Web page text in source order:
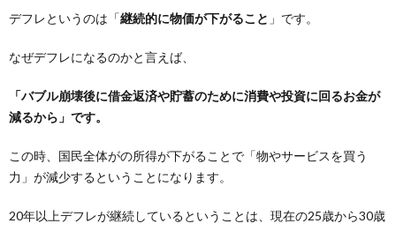
デフレというのは「継続的に物価が下がること 」です。
なぜデフレになるのかと言えば、
「バブル崩壊後に借金返済や貯蓄のために消費や投資に回るお金が
減るから」です。
この時、国民全体がの所得が下がることで「物やサービスを買う
力」が減少するということになります。
20年以上デフレが継続しているということは、現在の25歳から30歳